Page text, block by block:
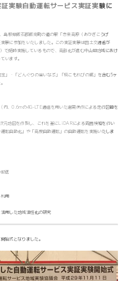
実験自動運転サービス実証実験に
根県飯石郡飯南町の道の駅「赤来高原（あかぎこうげ
験に参加をいたしました。この実証実験は国土交通省が
随時実施しているもので、高齢化が進む中山間地域におけ
います。
・「どんぐりの里いなぶ」「楠こもれびの郷」を含む5ヶ
、0.6mの4G-LTE通信を用いた遠隔操作による走行区間を
元地図を作製し、これを基にLiDARによる周囲検知を行い
転自動化」や「高度自動運転」の自動運転を実施いたしま
送
用
用した地域活性化の研究
始式となりました。